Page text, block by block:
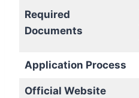
Required
Documents
Application Process
Official Website